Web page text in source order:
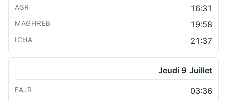
16:31
19:58
21:37
Jeudi 9 Juillet
03:36